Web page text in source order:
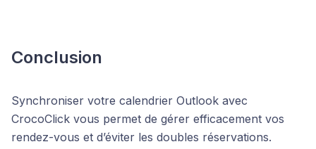
Conclusion
Synchroniser votre calendrier Outlook avec
CrocoClick vous permet de gérer efficacement vos
rendez-vous et d’éviter les doubles réservations.